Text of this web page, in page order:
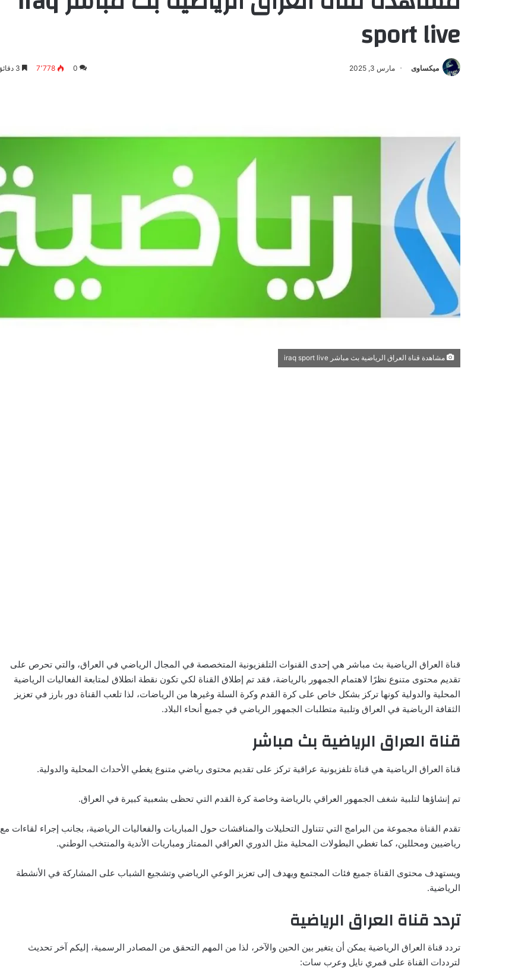
sport live
ميكساوى مارس 3, 2025 0 7٬778
مشاهدة قناة العراق الرياضية بث مباشر iraq sport live
قناة العراق الرياضية بث مباشر هي إحدى القنوات التلفزيونية المتخصصة في المجال الرياضي في العراق، والتي تحرص على
تقديم محتوى متنوع نظرًا لاهتمام الجمهور بالرياضة، فقد تم إطلاق القناة لكي تكون نقطة انطلاق لمتابعة الفعاليات الرياضية
المحلية والدولية كونها تركز بشكل خاص على كرة القدم وكرة السلة وغيرها من الرياضات، لذا تلعب القناة دور بارز في تعزيز
الثقافة الرياضية في العراق وتلبية متطلبات الجمهور الرياضي في جميع أنحاء البلاد.
قناة العراق الرياضية بث مباشر
قناة العراق الرياضية هي قناة تلفزيونية عراقية تركز على تقديم محتوى رياضي متنوع يغطي الأحداث المحلية والدولية.
تم إنشاؤها لتلبية شغف الجمهور العراقي بالرياضة وخاصة كرة القدم التي تحظى بشعبية كبيرة في العراق.
تقدم القناة مجموعة من البرامج التي تتناول التحليلات والمناقشات حول المباريات والفعاليات الرياضية، بجانب إجراء لقاءات مع
رياضيين ومحللين، كما تغطي البطولات المحلية مثل الدوري العراقي الممتاز ومباريات الأندية والمنتخب الوطني.
ويستهدف محتوى القناة جميع فئات المجتمع ويهدف إلى تعزيز الوعي الرياضي وتشجيع الشباب على المشاركة في الأنشطة
الرياضية.
تردد قناة العراق الرياضية
تردد قناة العراق الرياضية يمكن أن يتغير بين الحين والآخر، لذا من المهم التحقق من المصادر الرسمية، إليكم آخر تحديث
لترددات القناة على قمري نايل وعرب سات: